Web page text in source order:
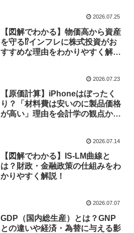
2026.07.25
【図解でわかる】物価高から資産
を守る⁉︎インフレに株式投資がお
すすめな理由をわかりやすく解
2026.07.23
【原価計算】iPhoneはぼったく
り？「材料費は安いのに製品価格
が高い」理由を会計学の観点から
2026.07.14
【図解でわかる】IS-LM曲線と
は？財政・金融政策の仕組みをわ
かりやすく解説！
2026.07.07
GDP（国内総生産）とは？GNP
との違いや経済・為替に与える影